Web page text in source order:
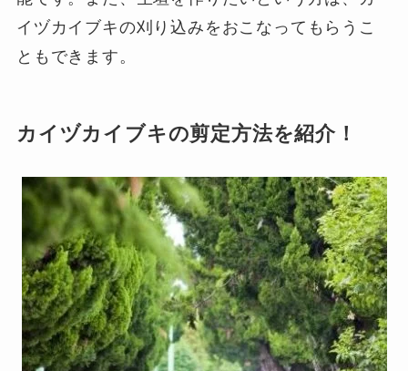
イヅカイブキの刈り込みをおこなってもらうこ
ともできます。
カイヅカイブキの剪定方法を紹介！